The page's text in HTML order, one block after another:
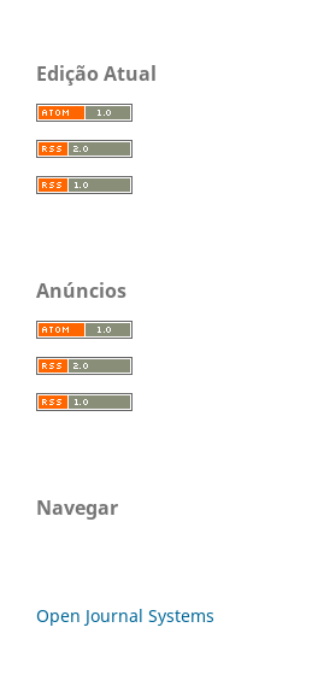
Edição Atual
Anúncios
Navegar
Open Journal Systems